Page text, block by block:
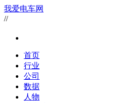
我爱电车网
//
首页
行业
公司
数据
人物